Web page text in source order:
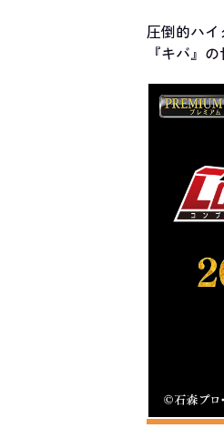
圧倒的ハイ
『キバ』